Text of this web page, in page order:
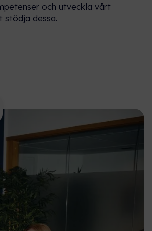
och utveckla vårt
stödja dessa.